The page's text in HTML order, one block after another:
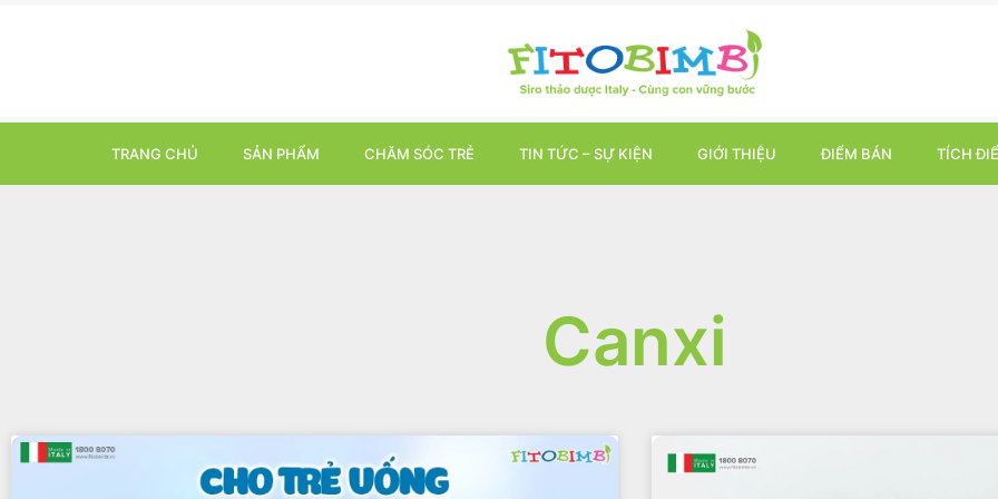
TRANG CHỦ SẢN PHẨM CHĂM SÓC TRẺ TIN TỨC – SỰ KIỆN GIỚI THIỆU ĐIỂM BÁN TÍCH
Canxi